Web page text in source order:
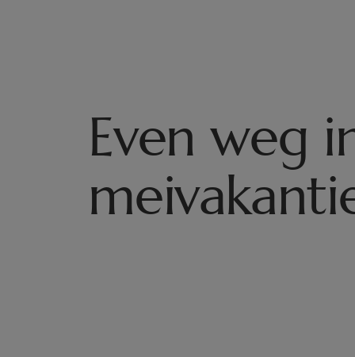
Even weg